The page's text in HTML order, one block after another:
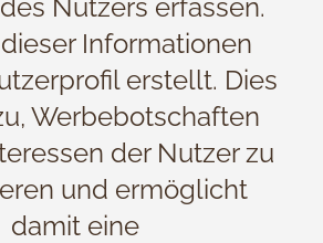
Nutzers erfassen.
Informationen
erstellt. Dies
Werbebotschaften
der Nutzer zu
und ermöglicht
damit eine